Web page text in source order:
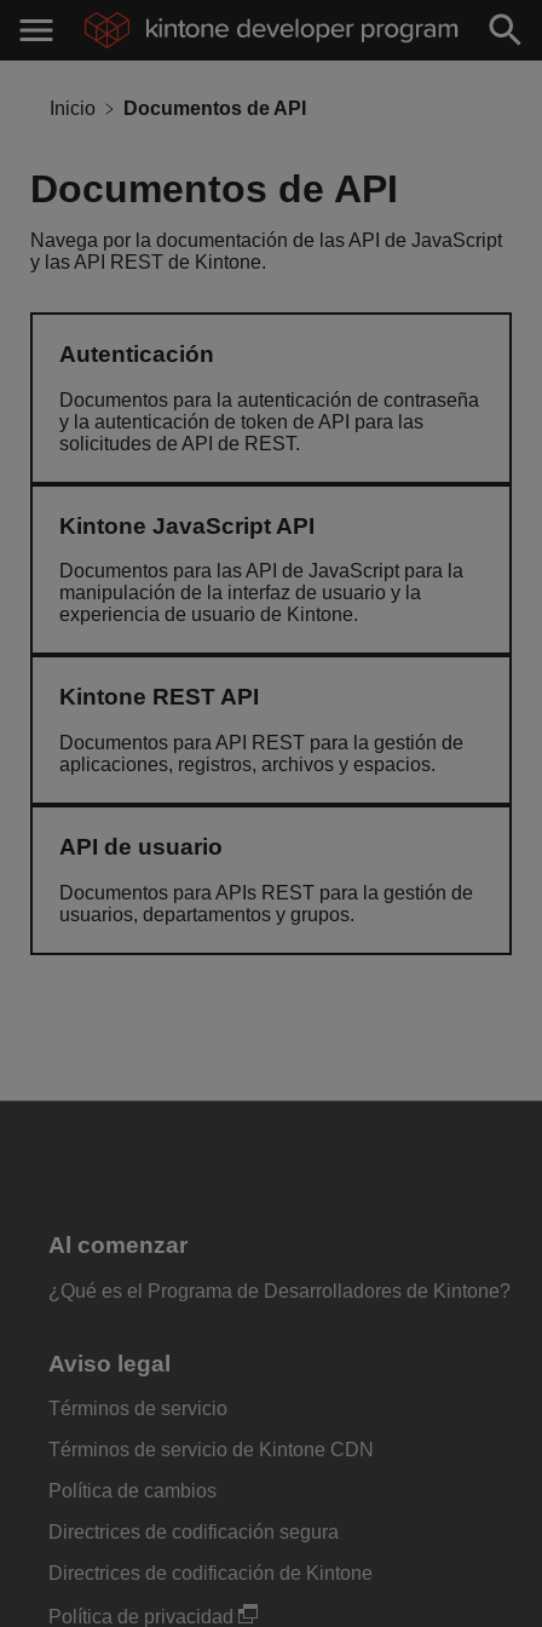
Inicio Documentos de API
Documentos de API
Navega por la documentación de las API de JavaScript
y las API REST de Kintone.
Autenticación
Documentos para la autenticación de contraseña
y la autenticación de token de API para las
solicitudes de API de REST.
Kintone JavaScript API
Documentos para las API de JavaScript para la
manipulación de la interfaz de usuario y la
experiencia de usuario de Kintone.
Kintone REST API
Documentos para API REST para la gestión de
aplicaciones, registros, archivos y espacios.
API de usuario
Documentos para APIs REST para la gestión de
usuarios, departamentos y grupos.
Al comenzar
¿Qué es el Programa de Desarrolladores de Kintone?
Aviso legal
Términos de servicio
Términos de servicio de Kintone CDN
Política de cambios
Directrices de codificación segura
Directrices de codificación de Kintone
Política de privacidad